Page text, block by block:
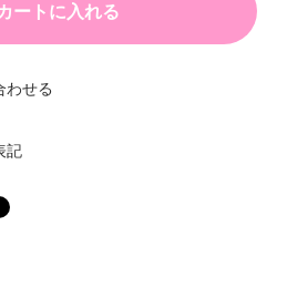
ートに入れる
わせる
記